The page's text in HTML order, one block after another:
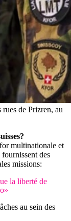
rues de Prizren, au
multinationale et
des
missions:
la liberté de
au sein des